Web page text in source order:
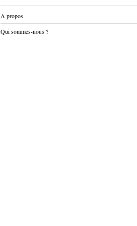
A propos
Qui sommes-nous ?